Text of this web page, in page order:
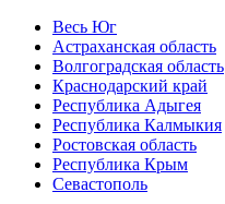
Весь Юг
Астраханская область
Волгоградская область
Краснодарский край
Республика Адыгея
Республика Калмыкия
Ростовская область
Республика Крым
Севастополь